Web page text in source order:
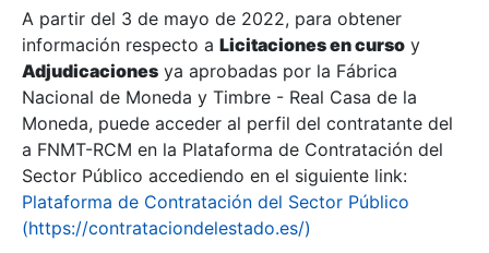
Mostra/Amaga
Mostra/Amaga
A partir del 3 de mayo de 2022, para obtener
información respecto a Licitaciones en curso y
Adjudicaciones ya aprobadas por la Fábrica
Nacional de Moneda y Timbre - Real Casa de la
Moneda, puede acceder al perfil del contratante del
a FNMT-RCM en la Plataforma de Contratación del
Sector Público accediendo en el siguiente link:
Plataforma de Contratación del Sector Público
(https://contrataciondelestado.es/)